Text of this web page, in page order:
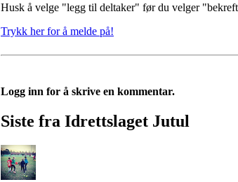
Husk å velge "legg til deltaker" før du velger
Trykk her for å melde på!
Logg inn for å skrive en kommentar.
Siste fra Idrettslaget Jutul